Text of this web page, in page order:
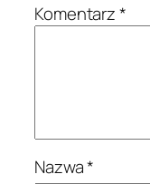
Komentarz*
Nazwa*